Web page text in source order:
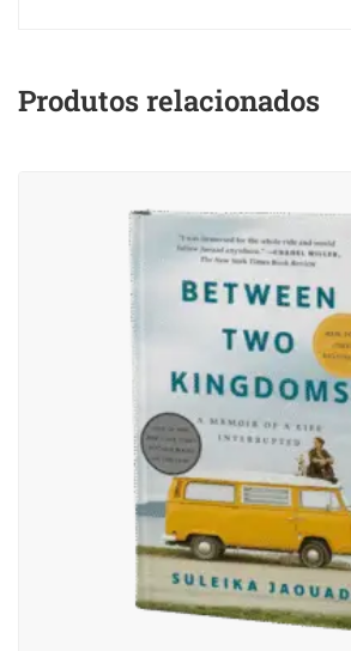
Produtos relacionados